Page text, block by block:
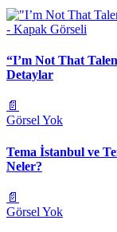
“I’m Not That
Detaylar
📄
Görsel Yok
Tema İstanbul ve
Neler?
📄
Görsel Yok